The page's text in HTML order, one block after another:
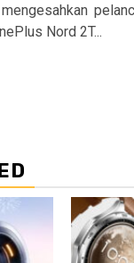
Nord 2T...